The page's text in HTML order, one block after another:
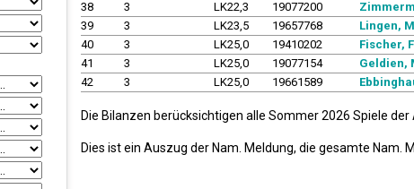
38
3 LK22,3 19077200
39
3 LK23,5 19657768 Lingen,
40
3 LK25,0 19410202 Fischer,
41
3 LK25,0 19077154 Geldien,
42
3 LK25,0 19661589
Die Bilanzen berücksichtigen alle Sommer 2026 Spiele der
Dies ist ein Auszug der Nam. Meldung, die gesamte Nam.